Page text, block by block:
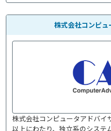
株式会社コンピ
株式会社コンピュータアドバ
以上にわたり、独立系のシステ